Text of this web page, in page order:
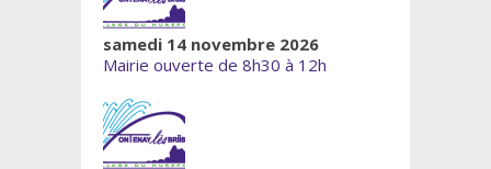
samedi 14 novembre 2026
Mairie ouverte de 8h30 à 12h